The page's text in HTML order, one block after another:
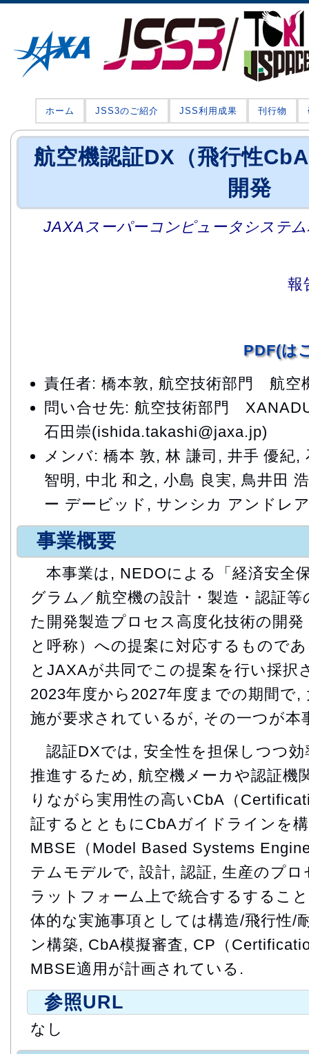
ホーム JSS3のご紹介 JSS利用成果 刊行物
航空機認証DX（飛行性
開発
JAXAスーパーコンピュータシステ
報
PDF(は
責任者: 橋本敦, 航空技術部門 航空
問い合せ先: 航空技術部門
石田崇(ishida.takashi@jaxa.jp)
メンバ: 橋本 敦, 林 謙司, 井手 優紀,
智明, 中北 和之, 小島 良実, 鳥井田
ー デービッド, サンシカ アンドレ
事業概要
本事業は, NEDOによる「経済安全
グラム／航空機の設計・製造・認証
た開発製造プロセス高度化技術の開
と呼称）への提案に対応するもので
とJAXAが共同でこの提案を行い採択
2023年度から2027年度までの期間で,
施が要求されているが, その一つが本
認証DXでは, 安全性を担保しつつ
推進するため, 航空機メーカや認証機
りながら実用性の高いCbA（
証するとともにCbAガイドラインを
MBSE（Model Based Systems
テムモデルで, 設計, 認証, 生産のプ
ラットフォーム上で統合するするこ
体的な実施事項としては構造/飛行性/
ン構築, CbA模擬審査, CP（
MBSE適用が計画されている.
参照URL
なし